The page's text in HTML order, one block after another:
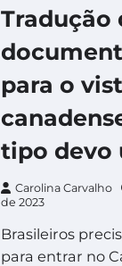
Tradução
para o
tipo devo
Carolina Carvalho
de 2023
Brasileiros
para entrar no